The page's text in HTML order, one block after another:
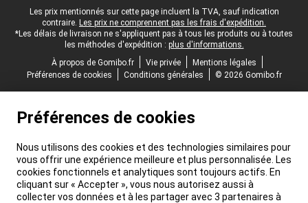
Pied-de-page légal
Les prix mentionnés sur cette page incluent la TVA, sauf indication
contraire. Les prix ne comprennent pas les frais d'expédition.
*Les délais de livraison ne s'appliquent pas à tous les produits ou à toutes
les méthodes d'expédition : plus d'informations.
À propos de Gomibo.fr
Vie privée
Mentions légales
Préférences de cookies
Conditions générales © 2026 Gomibo.fr
Préférences de cookies
Nous utilisons des cookies et des technologies similaires pour
vous offrir une expérience meilleure et plus personnalisée. Les
cookies fonctionnels et analytiques sont toujours actifs. En
cliquant sur « Accepter », vous nous autorisez aussi à
collecter vos données et à les partager avec 3 partenaires à